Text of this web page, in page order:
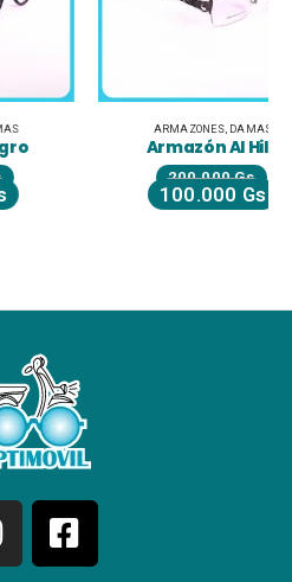
ARMAZONES,DAMAS
Armazón Al Hilo
200.000Gs
100.000Gs